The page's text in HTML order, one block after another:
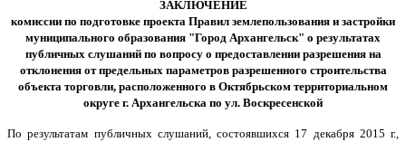
ЗАКЛЮЧЕНИЕ
комиссии по подготовке проекта Правил землепользования и застройки
муниципального образования "Город Архангельск" о результатах
публичных слушаний по вопросу о предоставлении разрешения на
отклонения от предельных параметров разрешенного строительства
объекта торговли, расположенного в Октябрьском территориальном
округе г. Архангельска по ул. Воскресенской
По результатам публичных слушаний, состоявшихся 17 декабря 2015 г.,